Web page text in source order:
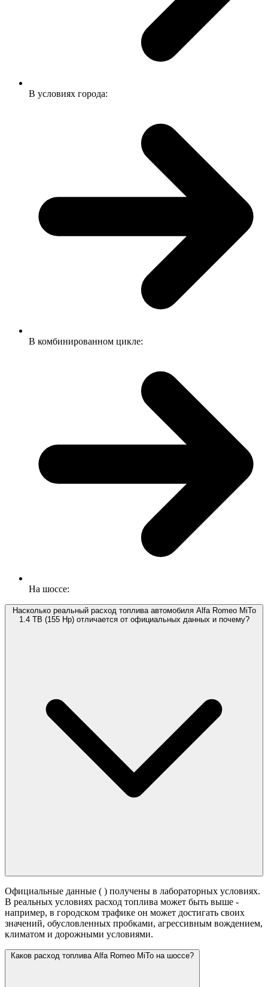
В условиях города:
В комбинированном цикле:
На шоссе:
Насколько реальный расход топлива автомобиля Alfa Romeo MiTo
1.4 TB (155 Hp) отличается от официальных данных и почему?
Официальные данные ( ) получены в лабораторных условиях.
В реальных условиях расход топлива может быть выше -
например, в городском трафике он может достигать своих
значений, обусловленных пробками, агрессивным вождением,
климатом и дорожными условиями.
Каков расход топлива Alfa Romeo MiTo на шоссе?